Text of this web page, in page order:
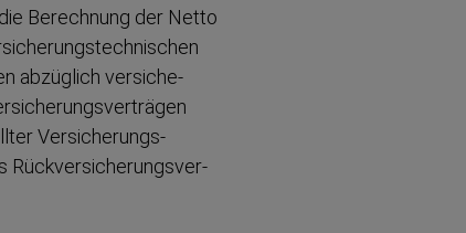
Berechnung der Netto
abzüglich versiche­
Versiche­rungs­
Rückver­si­che­rungs­ver­